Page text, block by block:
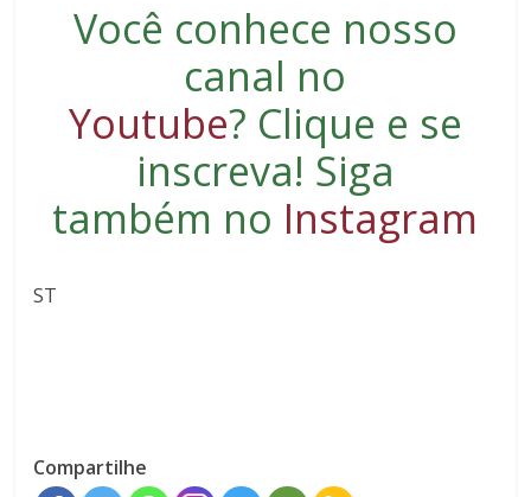
Você conhece nosso
canal no
Youtube? Clique e se
inscreva! Siga
também no Instagram
ST
Compartilhe